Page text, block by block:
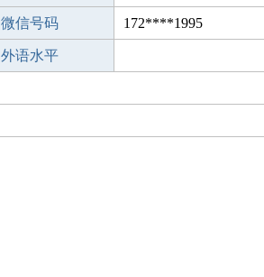
微信号码 172****1995
外语水平